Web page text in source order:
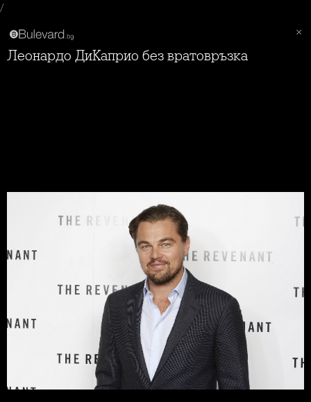
/
Леонардо ДиКаприо без вратовръзка